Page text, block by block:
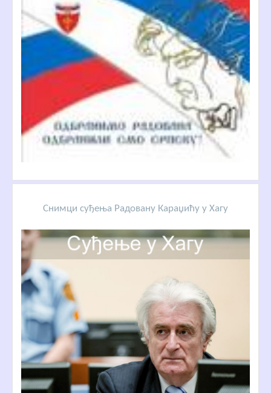
Снимци суђења Радовану Караџићу у Хагу